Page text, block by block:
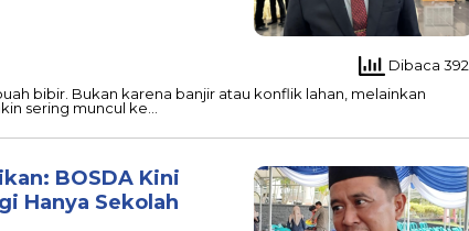
Dibaca 392
bibir. Bukan karena banjir atau konflik lahan, melainkan
sering muncul ke…
BOSDA Kini
Hanya Sekolah